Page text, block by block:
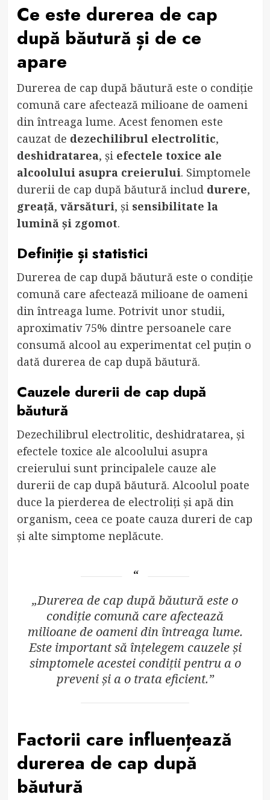
Ce este durerea de cap
după băutură și de ce
apare
Durerea de cap după băutură este o condiție
comună care afectează milioane de oameni
din întreaga lume. Acest fenomen este
cauzat de dezechilibrul electrolitic,
deshidratarea, și efectele toxice ale
alcoolului asupra creierului. Simptomele
durerii de cap după băutură includ durere,
greață, vărsături, și sensibilitate la
lumină și zgomot.
Definiție și statistici
Durerea de cap după băutură este o condiție
comună care afectează milioane de oameni
din întreaga lume. Potrivit unor studii,
aproximativ 75% dintre persoanele care
consumă alcool au experimentat cel puțin o
dată durerea de cap după băutură.
Cauzele durerii de cap după
băutură
Dezechilibrul electrolitic, deshidratarea, și
efectele toxice ale alcoolului asupra
creierului sunt principalele cauze ale
durerii de cap după băutură. Alcoolul poate
duce la pierderea de electroliți și apă din
organism, ceea ce poate cauza dureri de cap
și alte simptome neplăcute.
„Durerea de cap după băutură este o
condiție comună care afectează
milioane de oameni din întreaga lume.
Este important să înțelegem cauzele și
simptomele acestei condiții pentru a o
preveni și a o trata eficient.”
Factorii care influențează
durerea de cap după
băutură